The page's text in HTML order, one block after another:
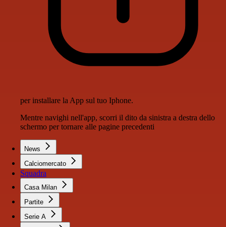
per installare la App sul tuo Iphone.
Mentre navighi nell'app, scorri il dito da sinistra a destra dello
schermo per tornare alle pagine precedenti
News
Calciomercato
Squadra
Casa Milan
Partite
Serie A